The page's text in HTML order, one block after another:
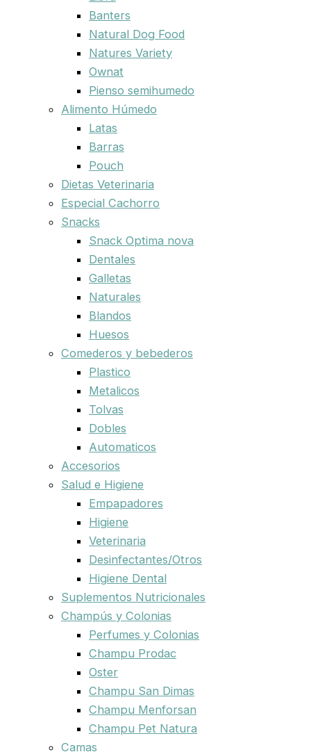
Banters
Natural Dog Food
Natures Variety
Ownat
Pienso semihumedo
Alimento Húmedo
Latas
Barras
Pouch
Dietas Veterinaria
Especial Cachorro
Snacks
Snack Optima nova
Dentales
Galletas
Naturales
Blandos
Huesos
Comederos y bebederos
Plastico
Metalicos
Tolvas
Dobles
Automaticos
Accesorios
Salud e Higiene
Empapadores
Higiene
Veterinaria
Desinfectantes/Otros
Higiene Dental
Suplementos Nutricionales
Champús y Colonias
Perfumes y Colonias
Champu Prodac
Oster
Champu San Dimas
Champu Menforsan
Champu Pet Natura
Camas